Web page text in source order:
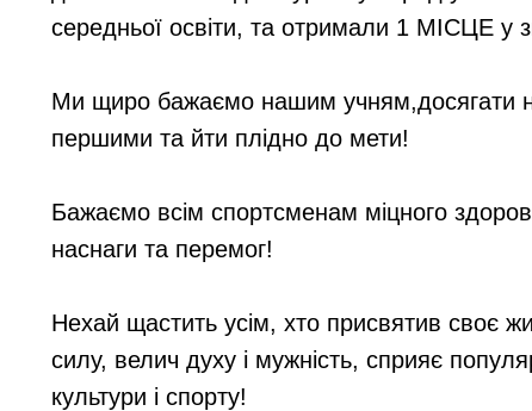
середньої освіти, та отримали 1 МІСЦЕ у
Ми щиро бажаємо нашим учням,досягати
першими та йти плідно до мети!
Бажаємо всім спортсменам міцного
наснаги та перемог!
Нехай щастить усім, хто присвятив своє
силу, велич духу і мужність, сприяє
культури і спорту!